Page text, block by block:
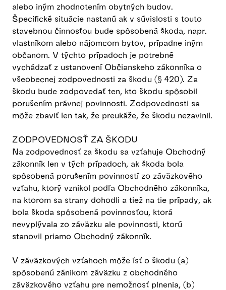
alebo iným zhodnotením obytných budov.
Špecifické situácie nastanú ak v súvislosti s touto
stavebnou činnosťou bude spôsobená škoda, napr.
vlastníkom alebo nájomcom bytov, prípadne iným
občanom. V týchto prípadoch je potrebné
vychádzať z ustanovení Občianskeho zákonníka o
všeobecnej zodpovednosti za škodu (§ 420). Za
škodu bude zodpovedať ten, kto škodu spôsobil
porušením právnej povinnosti. Zodpovednosti sa
môže zbaviť len tak, že preukáže, že škodu nezavinil.
ZODPOVEDNOSŤ ZA ŠKODU
Na zodpovednosť za škodu sa vzťahuje Obchodný
zákonník len v tých prípadoch, ak škoda bola
spôsobená porušením povinností zo záväzkového
vzťahu, ktorý vznikol podľa Obchodného zákonníka,
na ktorom sa strany dohodli a tiež na tie prípady, ak
bola škoda spôsobená povinnosťou, ktorá
nevyplývala zo záväzku ale povinnosti, ktorú
stanovil priamo Obchodný zákonník.
V záväzkových vzťahoch môže ísť o škodu (a)
spôsobenú zánikom záväzku z obchodného
záväzkového vzťahu pre nemožnosť plnenia, (b)